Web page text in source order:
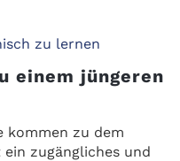
einem jüngeren
kommen zu dem
zugängliches und